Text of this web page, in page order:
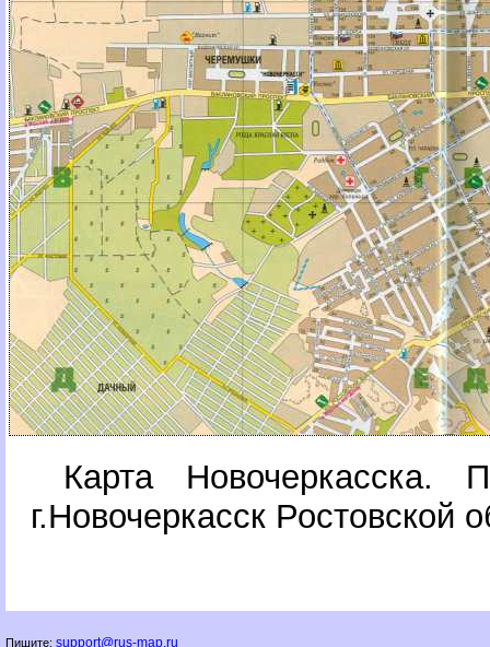
Карта Новочеркасска.
.Новочеркасск Ростовской
Пишите: support@rus-map.ru